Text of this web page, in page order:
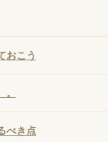
おこう
べき点